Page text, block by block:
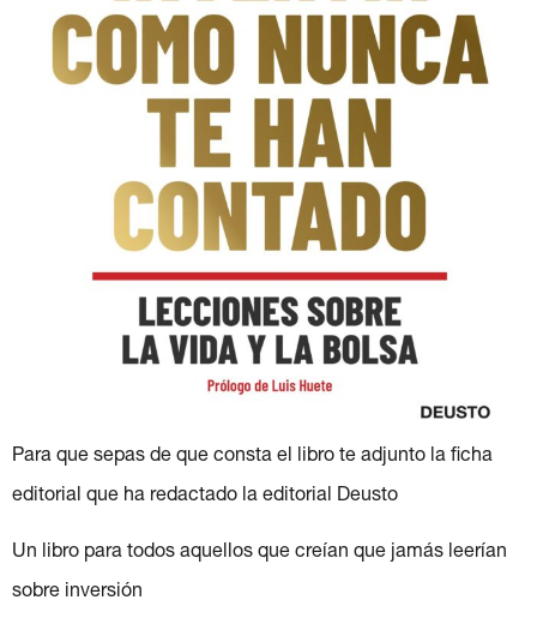
Para que sepas de que consta el libro te adjunto la ficha
editorial que ha redactado la editorial Deusto
Un libro para todos aquellos que creían que jamás leerían
sobre inversión